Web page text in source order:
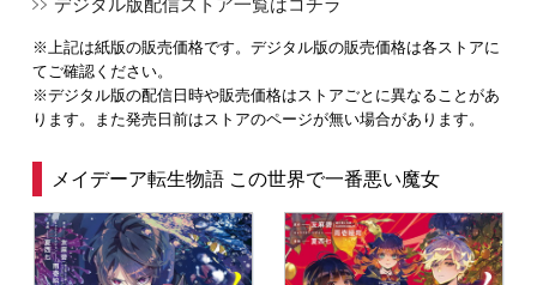
デジタル版配信ストア一覧はコチラ
※上記は紙版の販売価格です。デジタル版の販売価格は各ストアに
てご確認ください。
※デジタル版の配信日時や販売価格はストアごとに異なることがあ
ります。また発売日前はストアのページが無い場合があります。
メイデーア転生物語 この世界で一番悪い魔女